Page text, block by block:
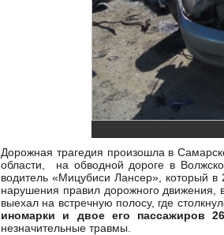
Дорожная трагедия произошла в
области, на обводной дороге в
водитель «Мицубиси Лансер», который в
нарушения правил дорожного движения,
выехал на встречную полосу, где
иномарки и двое его пассажиров
незначительные травмы.